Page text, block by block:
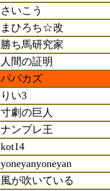
さいこう
まひろち☆改
勝ち馬研究家
人間の証明
パパカズ
りい3
寸劇の巨人
ナンプレ王
kot14
yoneyanyoneyan
風が吹いている